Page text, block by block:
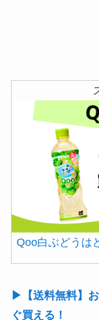
Qoo白ぶどうは
▶【送料無料】
ぐ買える！